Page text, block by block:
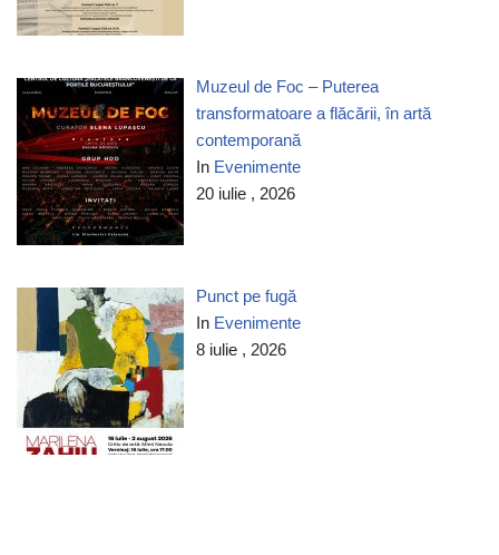
Muzeul de Foc – Puterea
transformatoare a flăcării, în artă
contemporană
In Evenimente
20 iulie , 2026
Punct pe fugă
In Evenimente
8 iulie , 2026